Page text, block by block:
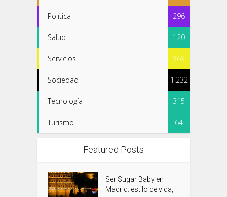
Política 296
Salud 120
Servicios 363
Sociedad 1.232
Tecnología 315
Turismo 64
Featured Posts
Ser Sugar Baby en
Madrid: estilo de vida,